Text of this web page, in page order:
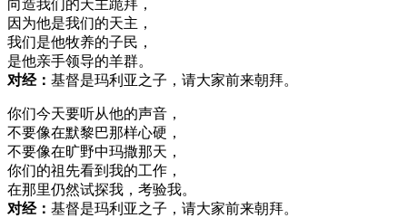
向造我们的天主跪拜，
因为他是我们的天主，
我们是他牧养的子民，
是他亲手领导的羊群。
对经： 基督是玛利亚之子，请大家前来朝拜。
你们今天要听从他的声音，
不要像在默黎巴那样心硬，
不要像在旷野中玛撒那天，
你们的祖先看到我的工作，
在那里仍然试探我，考验我。
对经： 基督是玛利亚之子，请大家前来朝拜。